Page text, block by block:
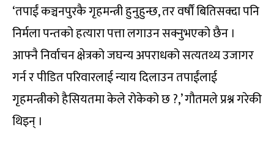
‘तपाईं कञ्चनपुरकै गृहमन्त्री हुनुहुन्छ, तर वर्षौं बितिसक्दा पनि
निर्मला पन्तको हत्यारा पत्ता लगाउन सक्नुभएको छैन ।
आफ्नै निर्वाचन क्षेत्रको जघन्य अपराधको सत्यतथ्य उजागर
गर्न र पीडित परिवारलाई न्याय दिलाउन तपाईंलाई
गृहमन्त्रीको हैसियतमा केले रोकेको छ ?,’ गौतमले प्रश्न गरेकी
थिइन् ।